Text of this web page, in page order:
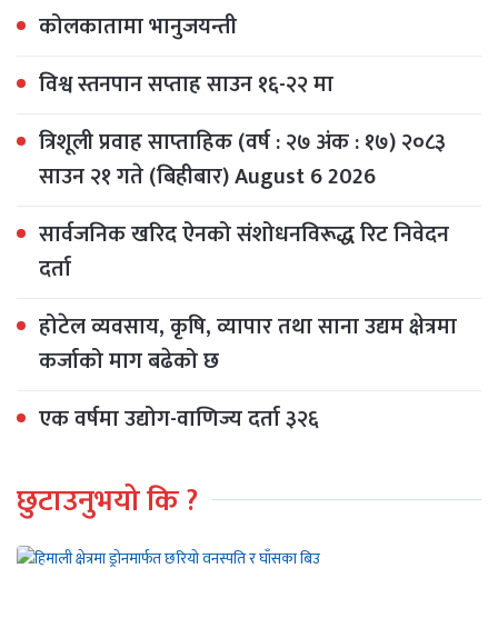
कोलकातामा भानुजयन्ती
विश्व स्तनपान सप्ताह साउन १६-२२ मा
त्रिशूली प्रवाह साप्ताहिक (वर्ष : २७ अंक : १७) २०८३
साउन २१ गते (बिहीबार) August 6 2026
सार्वजनिक खरिद ऐनको संशोधनविरूद्ध रिट निवेदन
दर्ता
होटेल व्यवसाय, कृषि, व्यापार तथा साना उद्यम क्षेत्रमा
कर्जाको माग बढेको छ
एक वर्षमा उद्योग-वाणिज्य दर्ता ३२६
छुटाउनुभयो कि ?